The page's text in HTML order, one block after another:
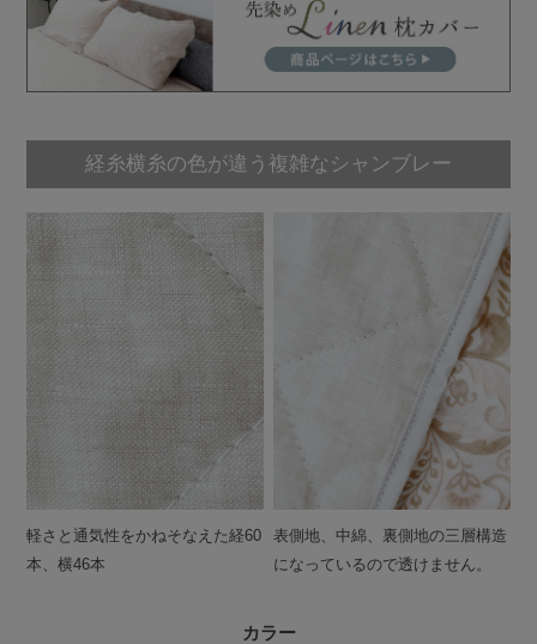
経糸横糸の色が違う複雑なシャンブレー
軽さと通気性をかねそなえた経60
本、横46本
表側地、中綿、裏側地の三層構造
になっているので透けません。
カラー